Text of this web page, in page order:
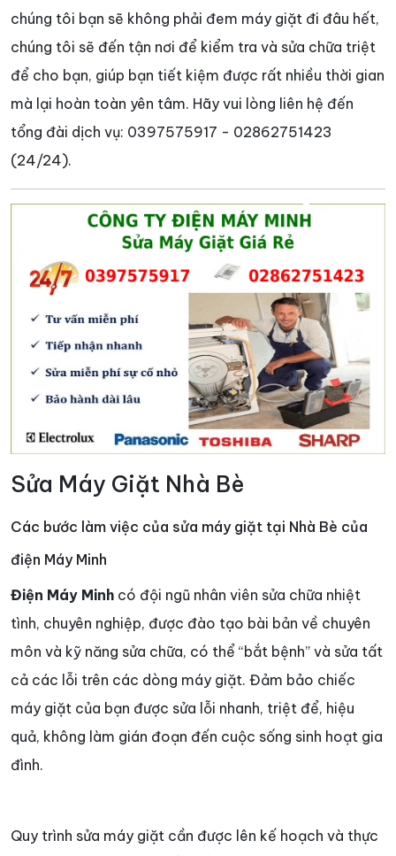
chúng tôi bạn sẽ không phải đem máy giặt đi đâu hết,
chúng tôi sẽ đến tận nơi để kiểm tra và sửa chữa triệt
để cho bạn, giúp bạn tiết kiệm được rất nhiều thời gian
mà lại hoàn toàn yên tâm. Hãy vui lòng liên hệ đến
tổng đài dịch vụ: 0397575917 - 02862751423
(24/24).
Sửa Máy Giặt Nhà Bè
Các bước làm việc của sửa máy giặt tại Nhà Bè của
điện Máy Minh
Điện Máy Minh có đội ngũ nhân viên sửa chữa nhiệt
tình, chuyên nghiệp, được đào tạo bài bản về chuyên
môn và kỹ năng sửa chữa, có thể “bắt bệnh” và sửa tất
cả các lỗi trên các dòng máy giặt. Đảm bảo chiếc
máy giặt của bạn được sửa lỗi nhanh, triệt để, hiệu
quả, không làm gián đoạn đến cuộc sống sinh hoạt gia
đình.
Quy trình sửa máy giặt cần được lên kế hoạch và thực